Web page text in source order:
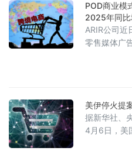
数字钱包处
账时间缩短
能提供目标
会导致高达
POD商业模
2025年同
ARIR公司
零售媒体广
数字广告
美伊停火提
据新华社、
4月6日，美
方案旨在